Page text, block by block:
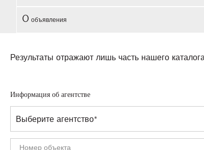
0 объявления
Результаты отражают лишь часть нашего каталога.
Информация об агентстве